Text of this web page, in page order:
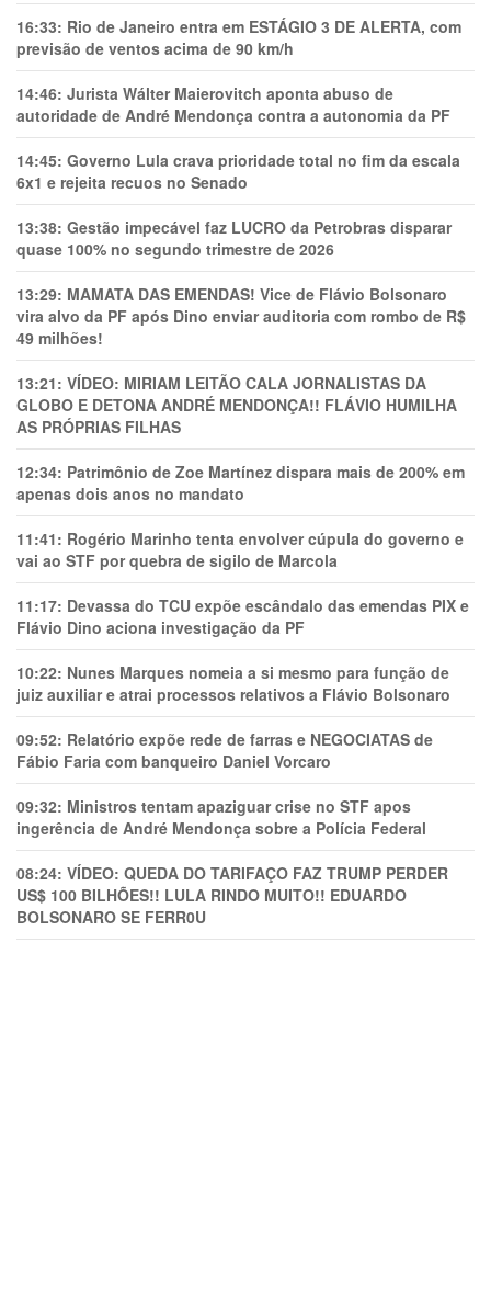
16:33: Rio de Janeiro entra em ESTÁGIO 3 DE ALERTA, com
previsão de ventos acima de 90 km/h
14:46: Jurista Wálter Maierovitch aponta abuso de
autoridade de André Mendonça contra a autonomia da PF
14:45: Governo Lula crava prioridade total no fim da escala
6x1 e rejeita recuos no Senado
13:38: Gestão impecável faz LUCRO da Petrobras disparar
quase 100% no segundo trimestre de 2026
13:29: MAMATA DAS EMENDAS! Vice de Flávio Bolsonaro
vira alvo da PF após Dino enviar auditoria com rombo de R$
49 milhões!
13:21: VÍDEO: MIRIAM LEITÃO CALA JORNALISTAS DA
GLOBO E DETONA ANDRÉ MENDONÇA!! FLÁVIO HUMILHA
AS PRÓPRIAS FILHAS
12:34: Patrimônio de Zoe Martínez dispara mais de 200% em
apenas dois anos no mandato
11:41: Rogério Marinho tenta envolver cúpula do governo e
vai ao STF por quebra de sigilo de Marcola
11:17: Devassa do TCU expõe escândalo das emendas PIX e
Flávio Dino aciona investigação da PF
10:22: Nunes Marques nomeia a si mesmo para função de
juiz auxiliar e atrai processos relativos a Flávio Bolsonaro
09:52: Relatório expõe rede de farras e NEGOCIATAS de
Fábio Faria com banqueiro Daniel Vorcaro
09:32: Ministros tentam apaziguar crise no STF apos
ingerência de André Mendonça sobre a Polícia Federal
08:24: VÍDEO: QUEDA DO TARIFAÇO FAZ TRUMP PERDER
US$ 100 BILHÕES!! LULA RINDO MUITO!! EDUARDO
BOLSONARO SE FERR0U